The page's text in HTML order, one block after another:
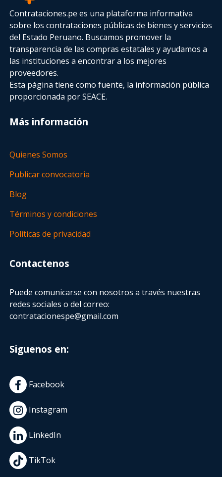
Contrataciones.pe es una plataforma informativa
sobre los contrataciones públicas de bienes y servicios
del Estado Peruano. Buscamos promover la
transparencia de las compras estatalesy ayudamos a
las instituciones a encontrar a los mejores
proveedores.
Esta página tiene como fuente, la información pública
proporcionada por SEACE.
Más información
Quienes Somos
Publicar convocatoria
Blog
Términos y condiciones
Políticas de privacidad
Contactenos
Puede comunicarse con nosotros a través nuestras
redes sociales o del correo:
contratacionespe@gmail.com
Siguenos en:
Facebook
Instagram
LinkedIn
TikTok